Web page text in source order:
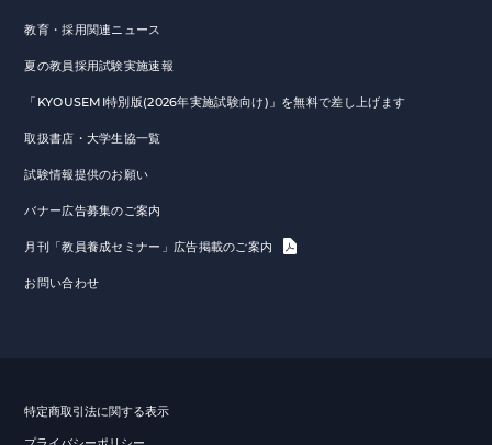
教育・採用関連ニュース
夏の教員採用試験実施速報
「KYOUSEMI特別版(2026年実施試験向け)」を無料で差し上げます
取扱書店・大学生協一覧
試験情報提供のお願い
バナー広告募集のご案内
月刊「教員養成セミナー」広告掲載のご案内
お問い合わせ
特定商取引法に関する表示